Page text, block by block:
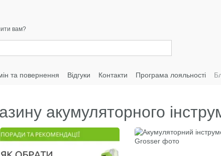
вам?
та повернення Відгуки Контакти Програма лояльності
акумуляторного